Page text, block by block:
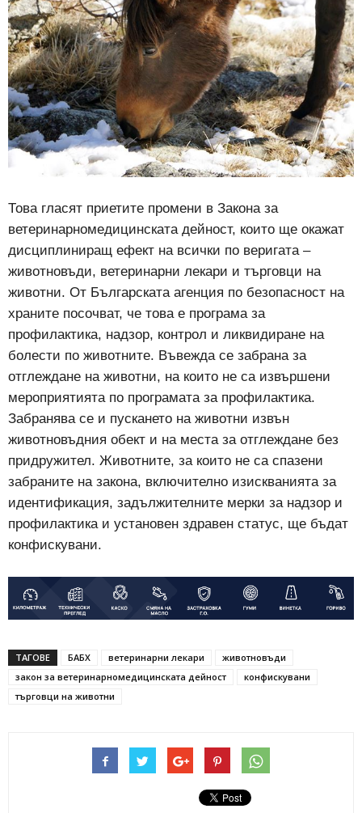
Това гласят приетите промени в Закона за
ветеринарномедицинската дейност, които ще окажат
дисциплиниращ ефект на всички по веригата –
животновъди, ветеринарни лекари и търговци на
животни. От Българската агенция по безопасност на
храните посочват, че това е програма за
профилактика, надзор, контрол и ликвидиране на
болести по животните. Въвежда се забрана за
отглеждане на животни, на които не са извършени
мероприятията по програмата за профилактика.
Забранява се и пускането на животни извън
животновъдния обект и на места за отглеждане без
придружител. Животните, за които не са спазени
забраните на закона, включително изискванията за
идентификация, задължителните мерки за надзор и
профилактика и установен здравен статус, ще бъдат
конфискувани.
ТАГОВЕ БАБХ ветеринарни лекари
животновъди
закон за ветеринарномедицинската дейност
конфискувани
търговци на животни